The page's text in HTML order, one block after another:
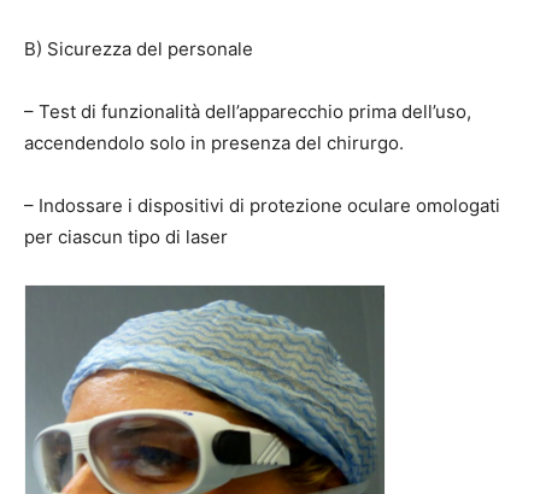
B) Sicurezza del personale
– Test di funzionalità dell’apparecchio prima dell’uso,
accendendolo solo in presenza del chirurgo.
– Indossare i dispositivi di protezione oculare omologati
per ciascun tipo di laser